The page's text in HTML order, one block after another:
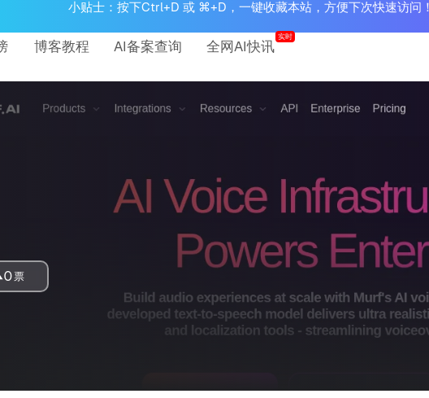
小贴士：按下Ctrl+D 或 ⌘+D，一键收藏本站，方便下次快速访问
博客教程 AI备案查询 全网AI快讯
实时
0票